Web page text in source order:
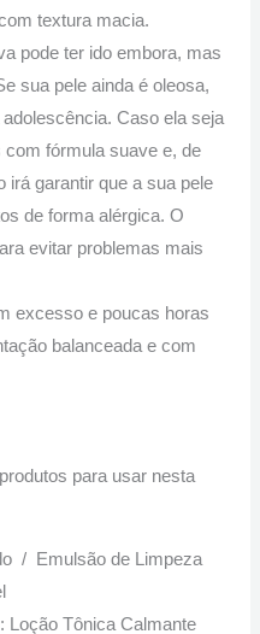
textura macia.
pode ter ido embora, mas
sua pele ainda é oleosa,
Caso ela seja
fórmula suave e, de
irá garantir que a sua pele
de forma alérgica. O
evitar problemas mais
excesso e poucas horas
balanceada e com
para usar nesta
/ Emulsão de Limpeza
Loção Tônica Calmante